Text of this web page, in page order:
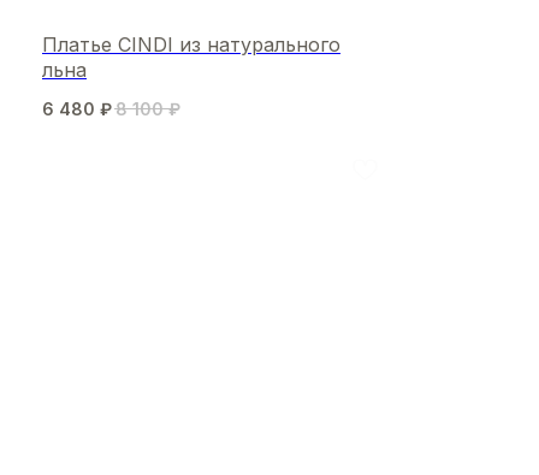
Платье CINDI из натурального
льна
6 480 ₽8 100 ₽